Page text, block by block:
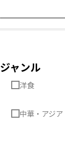
ジャンル
洋食
中華・アジア